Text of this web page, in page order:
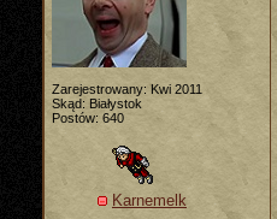
Zarejestrowany: Kwi 2011
Skąd: Białystok
Postów: 640
Karnemelk